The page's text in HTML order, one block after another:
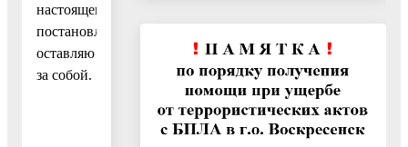
настоящего
постановления
оставляю
за собой.